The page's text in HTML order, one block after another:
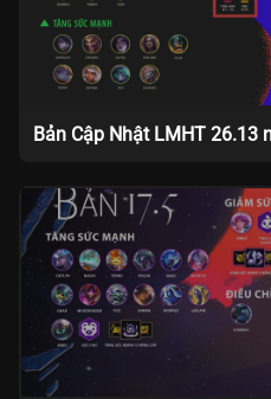
Bản Cập Nhật LMHT 26.13